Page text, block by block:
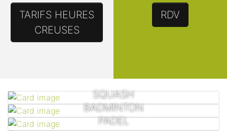
TARIFS HEURES
CREUSES
RDV
SQUASH
BADMINTON
PADEL